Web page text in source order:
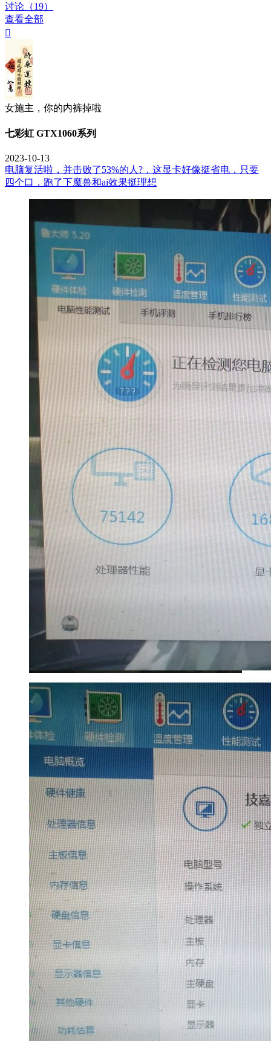
讨论（19）
查看全部

女施主，你的内裤掉啦
七彩虹 GTX1060系列
2023-10-13
电脑复活啦，并击败了53%的人?，这显卡好像挺省电，只要
四个口，跑了下魔兽和ai效果挺理想